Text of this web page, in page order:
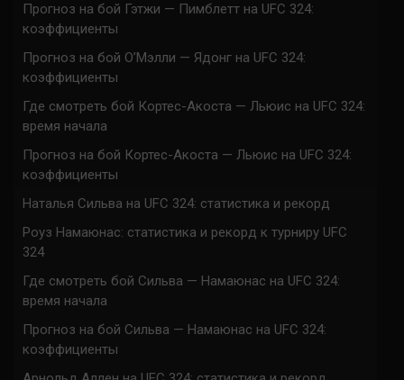
Прогноз на бой Гэтжи — Пимблетт на UFC 324:
коэффициенты
Прогноз на бой О’Мэлли — Ядонг на UFC 324:
коэффициенты
Где смотреть бой Кортес-Акоста — Льюис на UFC 324:
время начала
Прогноз на бой Кортес-Акоста — Льюис на UFC 324:
коэффициенты
Наталья Сильва на UFC 324: статистика и рекорд
Роуз Намаюнас: статистика и рекорд к турниру UFC
324
Где смотреть бой Сильва — Намаюнас на UFC 324:
время начала
Прогноз на бой Сильва — Намаюнас на UFC 324:
коэффициенты